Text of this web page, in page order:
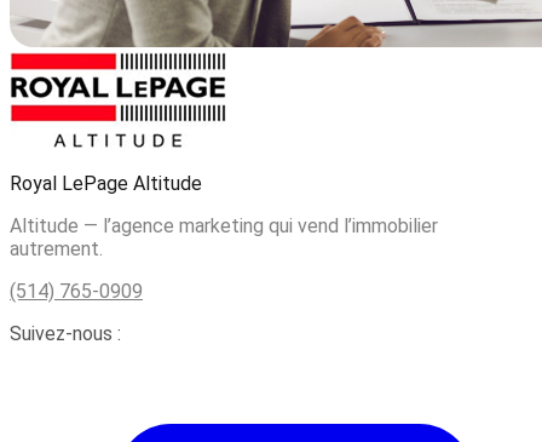
Royal LePage Altitude
Altitude — l’agence marketing qui vend l’immobilier
autrement.
(514) 765-0909
Suivez-nous :